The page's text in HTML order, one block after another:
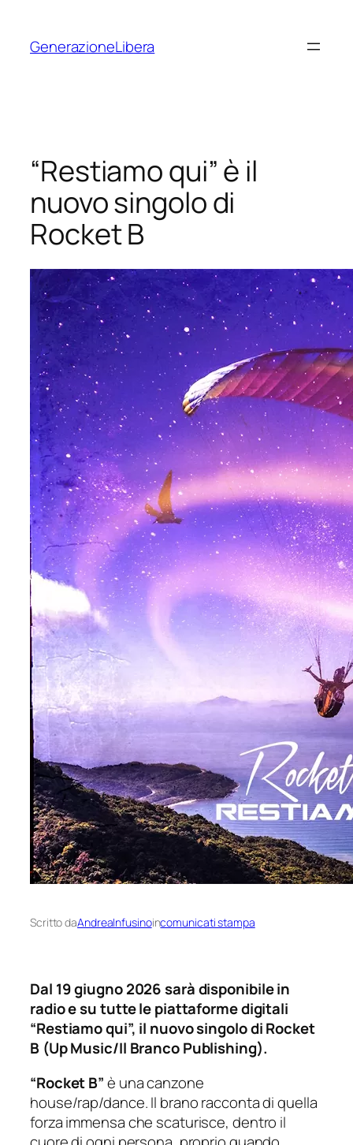
contenuto
GenerazioneLibera
“Restiamo qui” è il
nuovo singolo di
Rocket B
Scritto daAndreaInfusinoincomunicati stampa
Dal 19 giugno 2026 sarà disponibile in
radio e su tutte le piattaforme digitali
“Restiamo qui”, il nuovo singolo di Rocket
B (Up Music/Il Branco Publishing).
“Rocket B”è una canzone
house/rap/dance. Il brano racconta di quella
forza immensa che scaturisce, dentro il